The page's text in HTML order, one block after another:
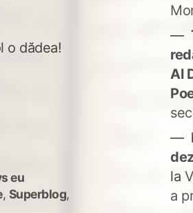
o dădea!
eu
, Superblog,
Al
la
a